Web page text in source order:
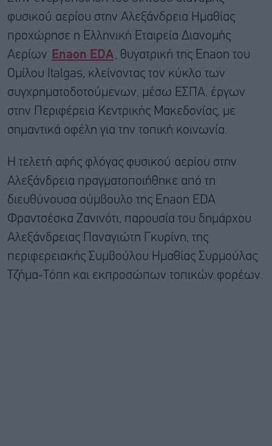
φυσικού αερίου στην Αλεξάνδρεια Ημαθίας
προχώρησε η Ελληνική Εταιρεία Διανομής
Αερίων
Enaon EDA, θυγατρική της Enaon του
Ομίλου Italgas, κλείνοντας τον κύκλο των
συγχρηματοδοτούμενων, μέσω ΕΣΠΑ, έργων
στην Περιφέρεια Κεντρικής Μακεδονίας, με
σημαντικά οφέλη για την τοπική κοινωνία.
Η τελετή αφής φλόγας φυσικού αερίου στην
Αλεξάνδρεια πραγματοποιήθηκε από τη
διευθύνουσα σύμβουλο της Enaon EDA
Φραντσέσκα Ζανινότι, παρουσία του δημάρχου
Αλεξάνδρειας Παναγιώτη Γκυρίνη, της
περιφερειακής Συμβούλου Ημαθίας Συρμούλας
Τζήμα-Τόπη και εκπροσώπων τοπικών φορέων.